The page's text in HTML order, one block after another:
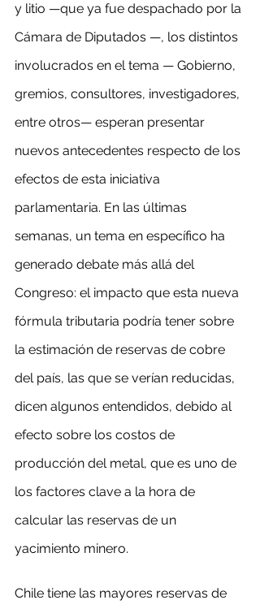
y litio —que ya fue despachado por la
Cámara de Diputados —, los distintos
involucrados en el tema — Gobierno,
gremios, consultores, investigadores,
entre otros— esperan presentar
nuevos antecedentes respecto de los
efectos de esta iniciativa
parlamentaria. En las últimas
semanas, un tema en específico ha
generado debate más allá del
Congreso: el impacto que esta nueva
fórmula tributaria podría tener sobre
la estimación de reservas de cobre
del país, las que se verían reducidas,
dicen algunos entendidos, debido al
efecto sobre los costos de
producción del metal, que es uno de
los factores clave a la hora de
calcular las reservas de un
yacimiento minero.
Chile tiene las mayores reservas de